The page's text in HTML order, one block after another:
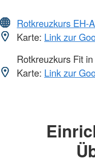
Rotkreuzkurs EH-
Karte: Link zur
Rotkreuzkurs Fit
Karte: Link zur